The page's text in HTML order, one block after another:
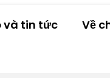
và tin tức Về